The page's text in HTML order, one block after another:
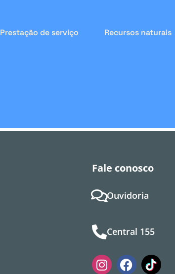
Prestação de serviço Recursos naturais
Fale conosco
Ouvidoria
Central 155